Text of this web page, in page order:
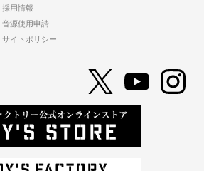
採用情報
音源使用申請
サイトポリシー